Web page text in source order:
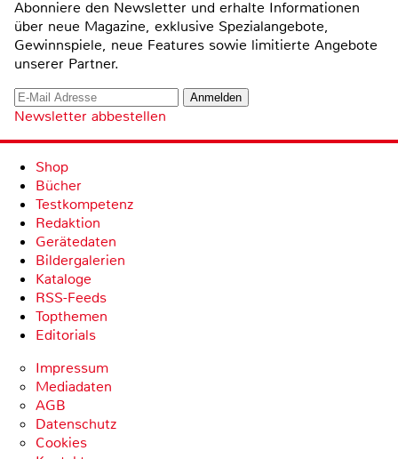
Abonniere den Newsletter und erhalte Informationen
über neue Magazine, exklusive Spezialangebote,
Gewinnspiele, neue Features sowie limitierte Angebote
unserer Partner.
Newsletter abbestellen
Shop
Bücher
Testkompetenz
Redaktion
Gerätedaten
Bildergalerien
Kataloge
RSS-Feeds
Topthemen
Editorials
Impressum
Mediadaten
AGB
Datenschutz
Cookies